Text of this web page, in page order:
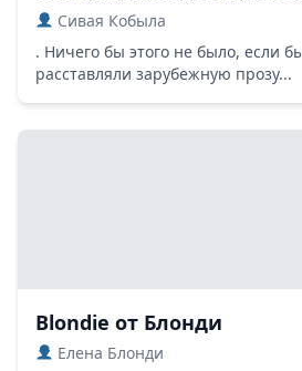
Сивая Кобыла
. Ничего бы этого не было, если
расставляли зарубежную прозу...
Blondie от Блонди
Елена Блонди